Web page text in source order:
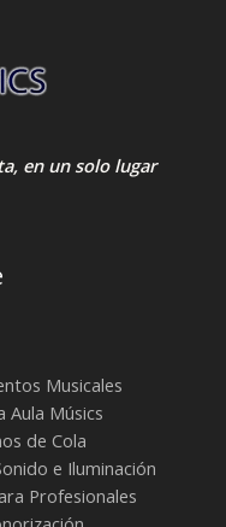
en un solo lugar
Musicales
Aula Músics
de Cola
e Iluminación
Profesionales